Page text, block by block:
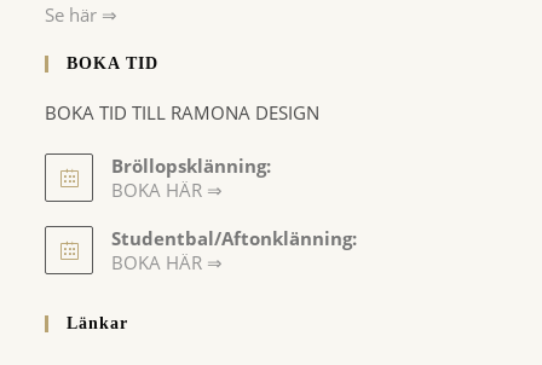
Se här ⇒
BOKA TID
BOKA TID TILL RAMONA DESIGN
Bröllopsklänning:
BOKA HÄR ⇒
in
a
tab
Studentbal/Aftonklänning:
BOKA HÄR ⇒
Länkar